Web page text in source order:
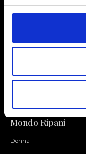
Mondo Ripani
Donna